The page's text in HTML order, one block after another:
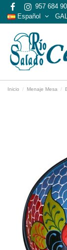
957 684
Español
Inicio Menaje Mesa